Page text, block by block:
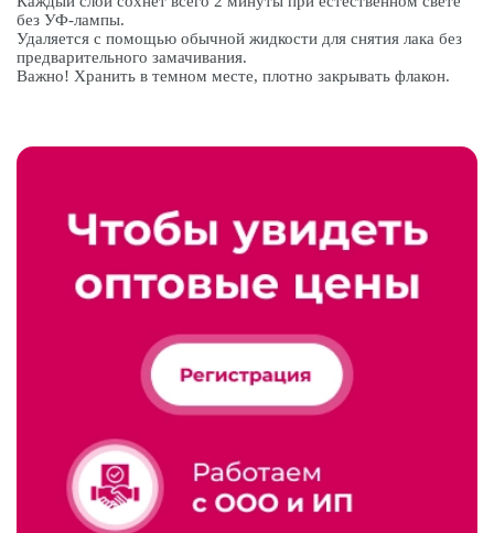
без УФ-лампы.
Удаляется с помощью обычной жидкости для снятия лака без
предварительного замачивания.
Важно! Хранить в темном месте, плотно закрывать флакон.